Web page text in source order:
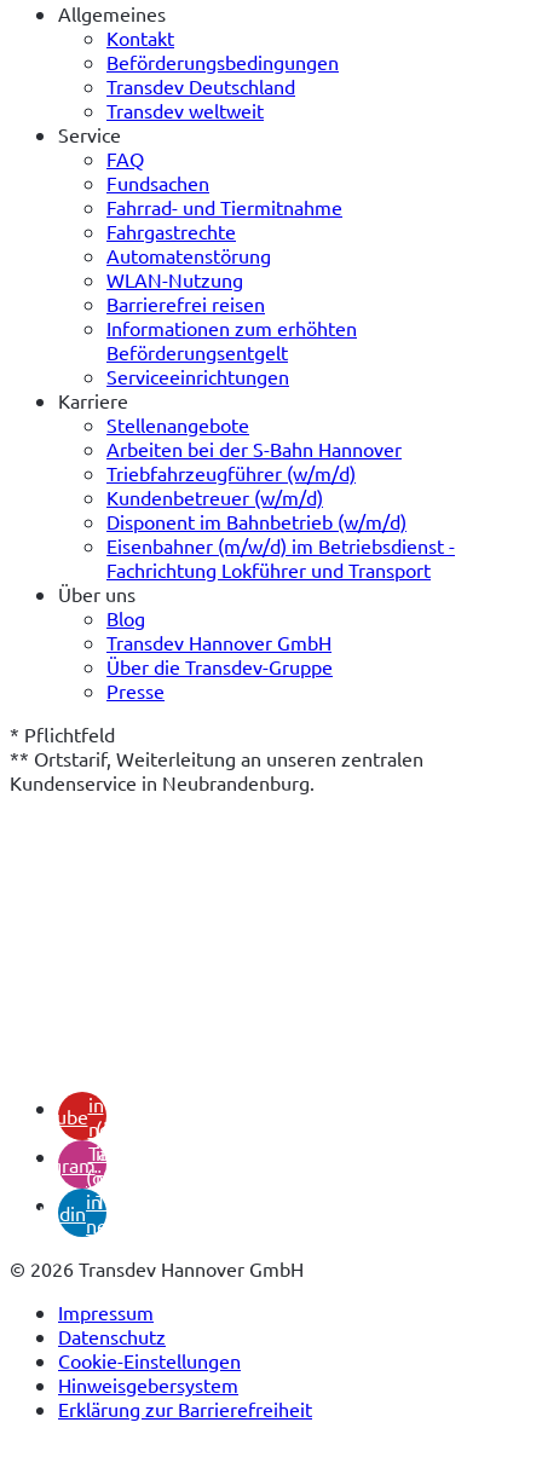
Allgemeines
Kontakt
Beförderungsbedingungen
Transdev Deutschland
Transdev weltweit
Service
FAQ
Fundsachen
Fahrrad- und Tiermitnahme
Fahrgastrechte
Automatenstörung
WLAN-Nutzung
Barrierefrei reisen
Informationen zum erhöhten
Beförderungsentgelt
Serviceeinrichtungen
Karriere
Stellenangebote
Arbeiten bei der S-Bahn Hannover
Triebfahrzeugführer (w/m/d)
Kundenbetreuer (w/m/d)
Disponent im Bahnbetrieb (w/m/d)
Eisenbahner (m/w/d) im Betriebsdienst -
Fachrichtung Lokführer und Transport
Über uns
Blog
Transdev Hannover GmbH
Über die Transdev-Gruppe
Presse
* Pflichtfeld
** Ortstarif, Weiterleitung an unseren zentralen
Kundenservice in Neubrandenburg.
youtubein
neuem
Tab)
instagram
(öffnet
in
neuem
Tab)
linkedin
(öffnet
in
neuem
© 2026 Transdev Hannover GmbH
Impressum
Datenschutz
Cookie-Einstellungen
Hinweisgebersystem
Erklärung zur Barrierefreiheit